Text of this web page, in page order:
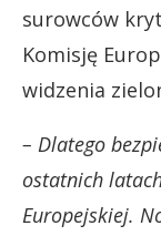
surowców
Komisję
widzenia
– Dlatego
ostatnich
Europejskiej.